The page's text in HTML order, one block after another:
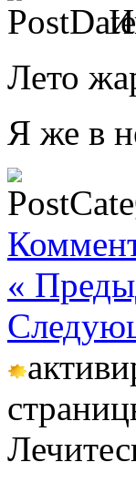
Лето
Я же в
«